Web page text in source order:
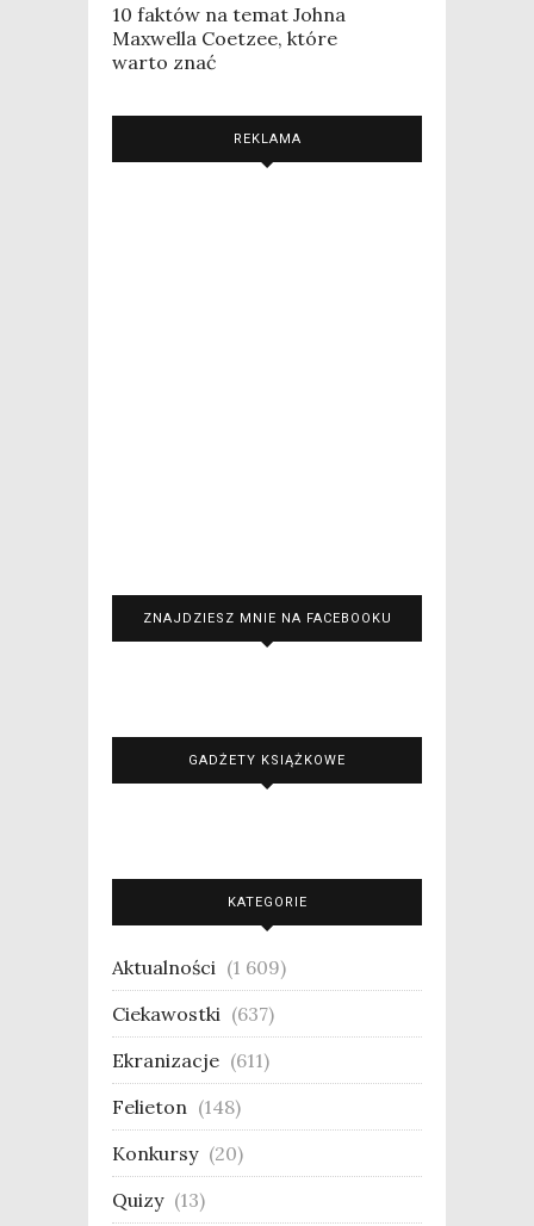
10 faktów na temat Johna
Maxwella Coetzee, które
warto znać
REKLAMA
ZNAJDZIESZ MNIE NA FACEBOOKU
GADŻETY KSIĄŻKOWE
KATEGORIE
Aktualności (1 609)
Ciekawostki (637)
Ekranizacje (611)
Felieton (148)
Konkursy (20)
Quizy (13)